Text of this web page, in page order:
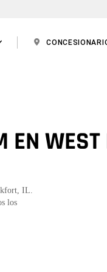
EN WEST
IL.
los